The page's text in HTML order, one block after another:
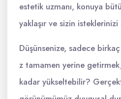
estetik uzmanı, konuya
yaklaşır ve sizin isteklerinizi
Düşünsenize, sadece
z tamamen yerine
kadar yükseltebilir?